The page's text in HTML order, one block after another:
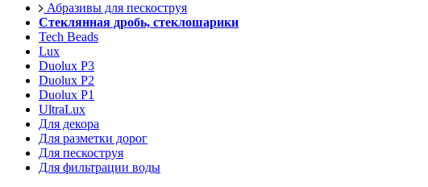
Абразивы для пескоструя
Стеклянная дробь, стеклошарики
Tech Beads
Lux
Duolux P3
Duolux P2
Duolux P1
UltraLux
Для декора
Для разметки дорог
Для пескоструя
Для фильтрации воды